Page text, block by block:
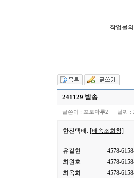
작업물
241129 발송
글쓴이 : 포토마루2 날짜 :
한진택배: [배송조회창]
유길현
4578-
최원호
4578-
최옥희
4578-